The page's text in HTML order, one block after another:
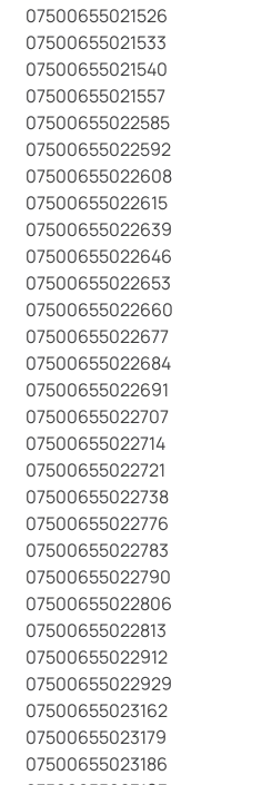
07500655021526
07500655021533
07500655021540
07500655021557
07500655022585
07500655022592
07500655022608
07500655022615
07500655022639
07500655022646
07500655022653
07500655022660
07500655022677
07500655022684
07500655022691
07500655022707
07500655022714
07500655022721
07500655022738
07500655022776
07500655022783
07500655022790
07500655022806
07500655022813
07500655022912
07500655022929
07500655023162
07500655023179
07500655023186